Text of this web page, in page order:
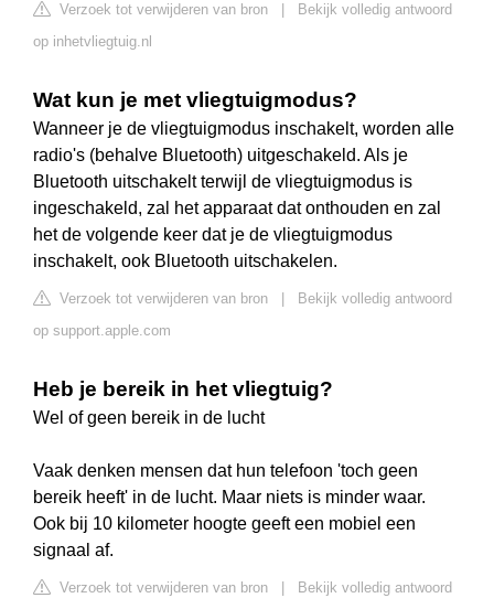
Verzoek tot verwijderen van bron
Bekijk volledig antwoord
op inhetvliegtuig.nl
Wat kun je met vliegtuigmodus?
Wanneer je de vliegtuigmodus inschakelt, worden alle
radio's (behalve Bluetooth) uitgeschakeld. Als je
Bluetooth uitschakelt terwijl de vliegtuigmodus is
ingeschakeld, zal het apparaat dat onthouden en zal
het de volgende keer dat je de vliegtuigmodus
inschakelt, ook Bluetooth uitschakelen.
Verzoek tot verwijderen van bron
Bekijk volledig antwoord
op support.apple.com
Heb je bereik in het vliegtuig?
Wel of geen bereik in de lucht
Vaak denken mensen dat hun telefoon 'toch geen
bereik heeft' in de lucht. Maar niets is minder waar.
Ook bij 10 kilometer hoogte geeft een mobiel een
signaal af.
Verzoek tot verwijderen van bron
Bekijk volledig antwoord